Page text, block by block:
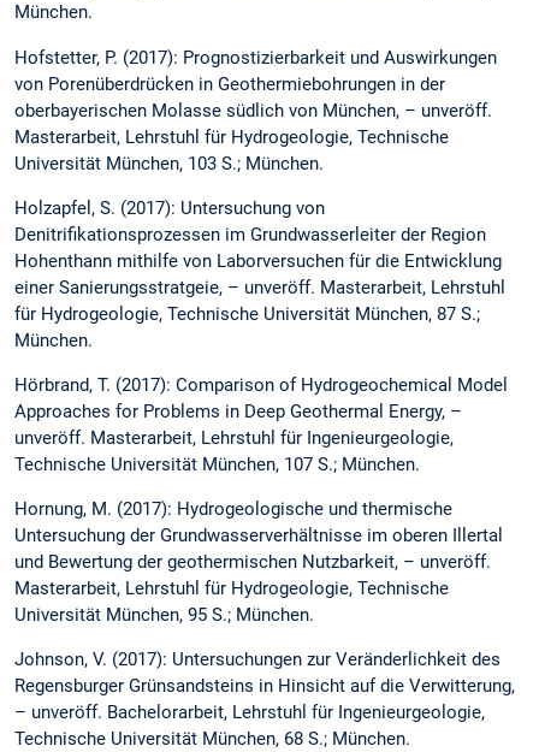
München.
Hofstetter, P. (2017): Prognostizierbarkeit und Auswirkungen
von Porenüberdrücken in Geothermiebohrungen in der
oberbayerischen Molasse südlich von München, – unveröff.
Masterarbeit, Lehrstuhl für Hydrogeologie, Technische
Universität München, 103 S.; München.
Holzapfel, S. (2017): Untersuchung von
Denitrifikationsprozessen im Grundwasserleiter der Region
Hohenthann mithilfe von Laborversuchen für die Entwicklung
einer Sanierungsstratgeie, – unveröff. Masterarbeit, Lehrstuhl
für Hydrogeologie, Technische Universität München, 87 S.;
München.
Hörbrand, T. (2017): Comparison of Hydrogeochemical Model
Approaches for Problems in Deep Geothermal Energy, –
unveröff. Masterarbeit, Lehrstuhl für Ingenieurgeologie,
Technische Universität München, 107 S.; München.
Hornung, M. (2017): Hydrogeologische und thermische
Untersuchung der Grundwasserverhältnisse im oberen Illertal
und Bewertung der geothermischen Nutzbarkeit, – unveröff.
Masterarbeit, Lehrstuhl für Hydrogeologie, Technische
Universität München, 95 S.; München.
Johnson, V. (2017): Untersuchungen zur Veränderlichkeit des
Regensburger Grünsandsteins in Hinsicht auf die Verwitterung,
– unveröff. Bachelorarbeit, Lehrstuhl für Ingenieurgeologie,
Technische Universität München, 68 S.; München.